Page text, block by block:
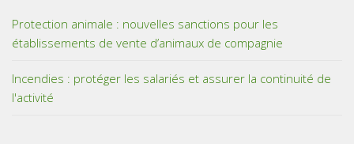
Protection animale : nouvelles sanctions pour les
établissements de vente d’animaux de compagnie
Incendies : protéger les salariés et assurer la continuité de
l'activité